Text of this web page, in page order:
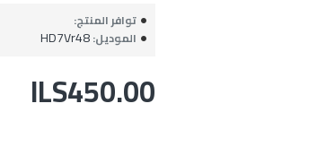
توافر المنتج:
الموديل:HD7Vr48
ILS450.00